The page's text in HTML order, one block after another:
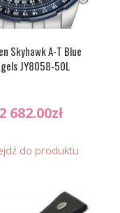
Skyhawk A-T Blue
JY8058-50L
2 682.00zł
do produktu